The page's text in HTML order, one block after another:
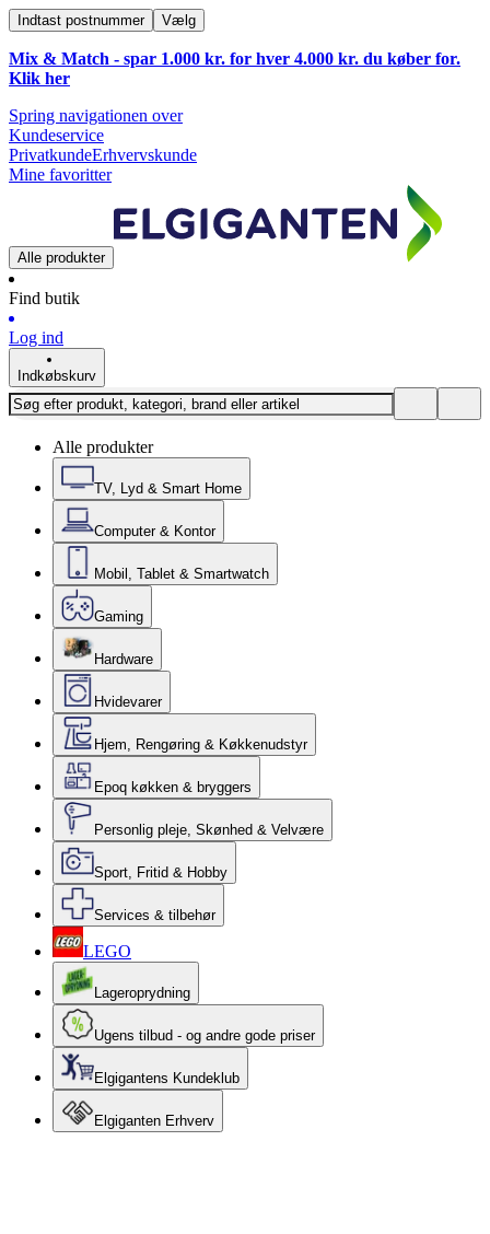
Indtast postnummer Vælg
Mix & Match - spar 1.000 kr. for hver 4.000 kr. du køber for.
Klik her
Spring navigationen over
Kundeservice
PrivatkundeErhvervskunde
Mine favoritter
Alle produkter
Find butik
Log ind
Indkøbskurv
Alle produkter
TV, Lyd & Smart Home
Computer & Kontor
Mobil, Tablet & Smartwatch
Gaming
Hardware
Hvidevarer
Hjem, Rengøring & Køkkenudstyr
Epoq køkken & bryggers
Personlig pleje, Skønhed & Velvære
Sport, Fritid & Hobby
Services & tilbehør
LEGO
Lageroprydning
Ugens tilbud - og andre gode priser
Elgigantens Kundeklub
Elgiganten Erhverv